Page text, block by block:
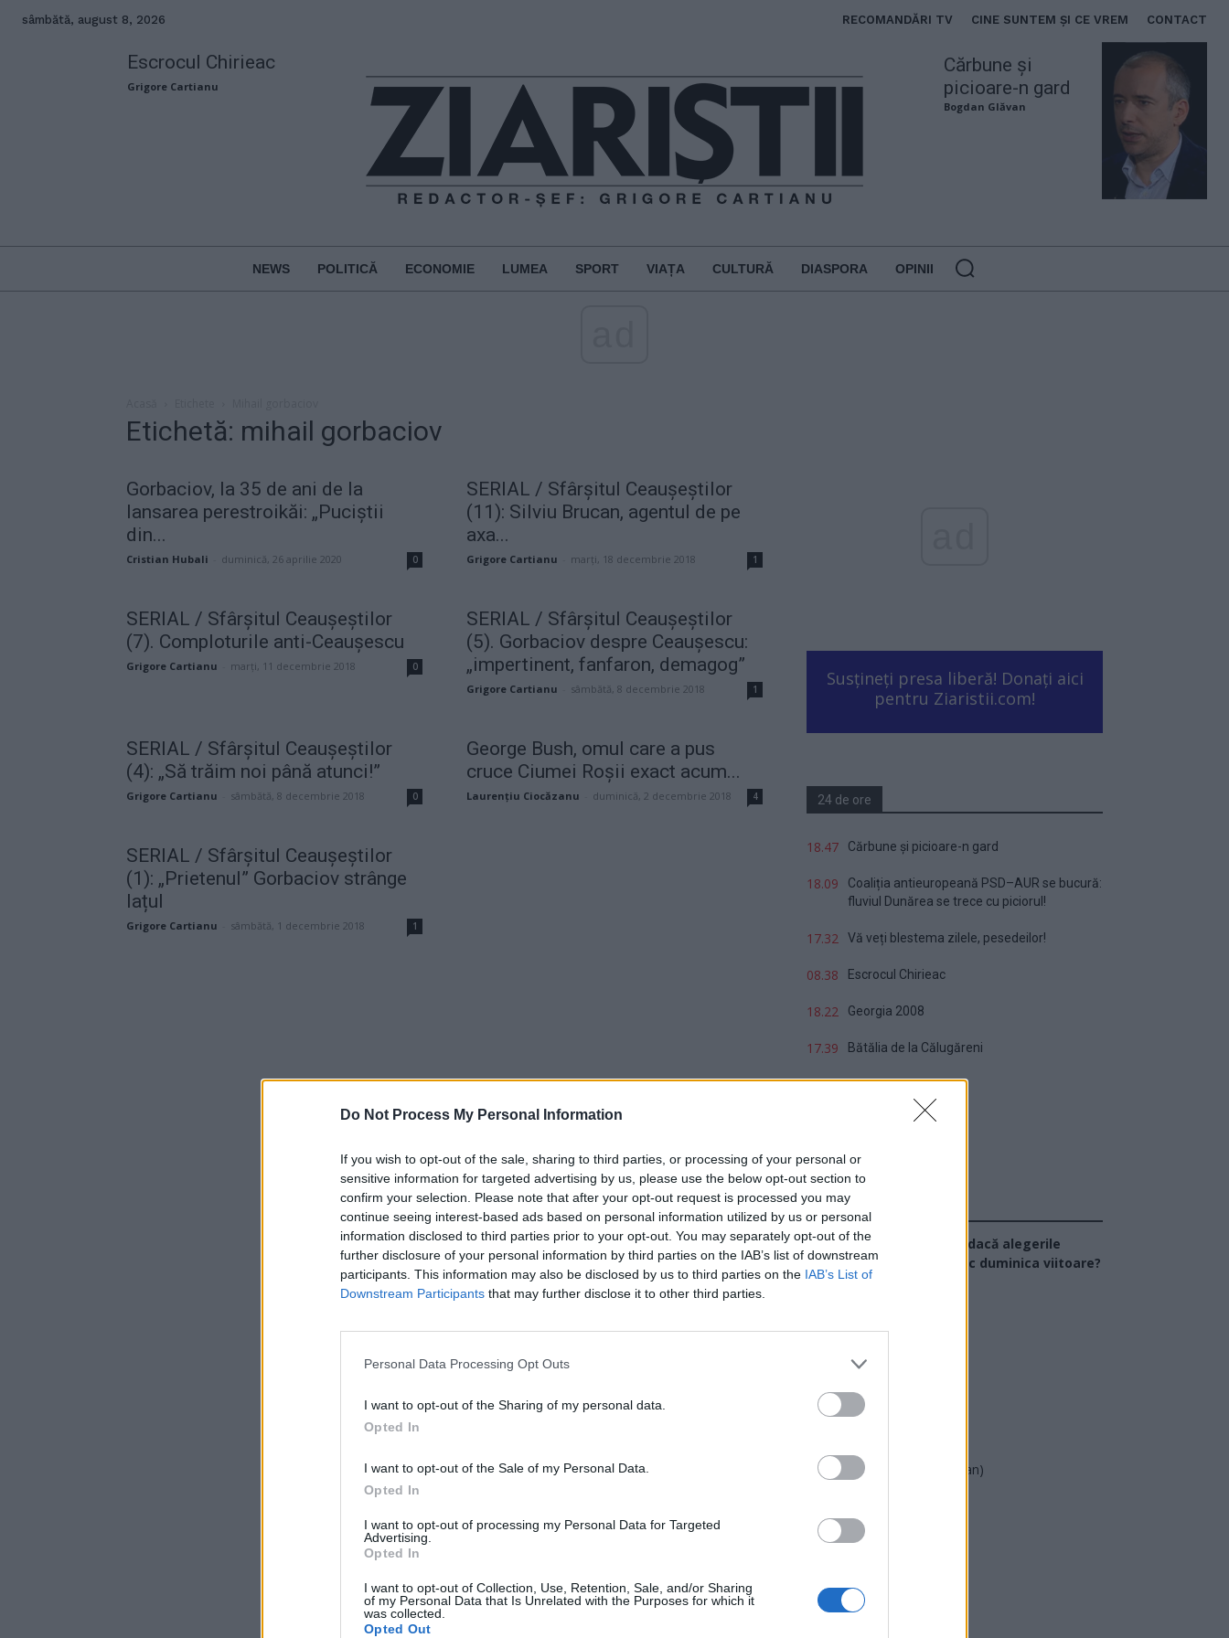
Do Not Process My Personal Information
If you wish to opt-out of the sale, sharing to third parties, or processing of your personal or
sensitive information for targeted advertising by us, please use the below opt-out section to
confirm your selection. Please note that after your opt-out request is processed you may
continue seeing interest-based ads based on personal information utilized by us or personal
information disclosed to third parties prior to your opt-out. You may separately opt-out of the
further disclosure of your personal information by third parties on the IAB’s list of downstream
participants. This information may also be disclosed by us to third parties on the IAB’s List of
Downstream Participants that may further disclose it to other third parties.
Personal Data Processing Opt Outs
I want to opt-out of the Sharing of my personal data.
Opted In
I want to opt-out of the Sale of my Personal Data.
Opted In
I want to opt-out of processing my Personal Data for Targeted
Advertising.
Opted In
I want to opt-out of Collection, Use, Retention, Sale, and/or Sharing
of my Personal Data that Is Unrelated with the Purposes for which it
was collected.
Opted Out
sâmbătă, august 8, 2026 RECOMANDĂRI TV CINE SUNTEM ȘI CE VREM CONTACT
Escrocul Chirieac
Grigore Cartianu
Cărbune și
picioare-n gard
Bogdan Glăvan
NEWS POLITICĂ ECONOMIE LUMEA SPORT VIAȚA CULTURĂ DIASPORA OPINII
Etichetă: mihail gorbaciov
Gorbaciov, la 35 de ani de la
lansarea perestroikăi: „Puciștii
din...
Cristian Hubali duminică, 26 aprilie 2020 0
SERIAL / Sfârșitul Ceaușeștilor
(11): Silviu Brucan, agentul de pe
axa...
Grigore Cartianu marți, 18 decembrie 2018 1
SERIAL / Sfârșitul Ceaușeștilor
(7). Comploturile anti-Ceaușescu
Grigore Cartianu marți, 11 decembrie 2018 0
SERIAL / Sfârșitul Ceaușeștilor
(5). Gorbaciov despre Ceaușescu:
„impertinent, fanfaron, demagog”
Grigore Cartianu sâmbătă, 8 decembrie 2018 1
SERIAL / Sfârșitul Ceaușeștilor
(4): „Să trăim noi până atunci!”
Grigore Cartianu sâmbătă, 8 decembrie 2018 0
George Bush, omul care a pus
cruce Ciumei Roşii exact acum...
Laurențiu Ciocăzanu duminică, 2 decembrie 2018 4
SERIAL / Sfârșitul Ceaușeștilor
(1): „Prietenul” Gorbaciov strânge
lațul
Grigore Cartianu sâmbătă, 1 decembrie 2018 1
Susțineți presa liberă! Donați aici
pentru Ziaristii.com!
24 de ore
18.47 Cărbune și picioare-n gard
18.09
Coaliția antieuropeană PSD–AUR se bucură:
fluviul Dunărea se trece cu piciorul!
17.32 Vă veți blestema zilele, pesedeilor!
08.38 Escrocul Chirieac
18.22 Georgia 2008
17.39 Bătălia de la Călugăreni
Sondaj
Ce partid ați vota dacă alegerile
parlamentare ar avea loc duminica viitoare?
PNL
PSD
UDMR
Forța Dreptei (L. Orban)
REPER
POT (Gavrilă)